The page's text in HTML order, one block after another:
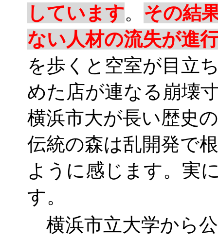
しています。 その結
ない人材の流失が進
を歩くと空室が目立
めた店が連なる崩壊
横浜市大が長い歴史
伝統の森は乱開発で
ように感じます。実
す。
横浜市立大学から